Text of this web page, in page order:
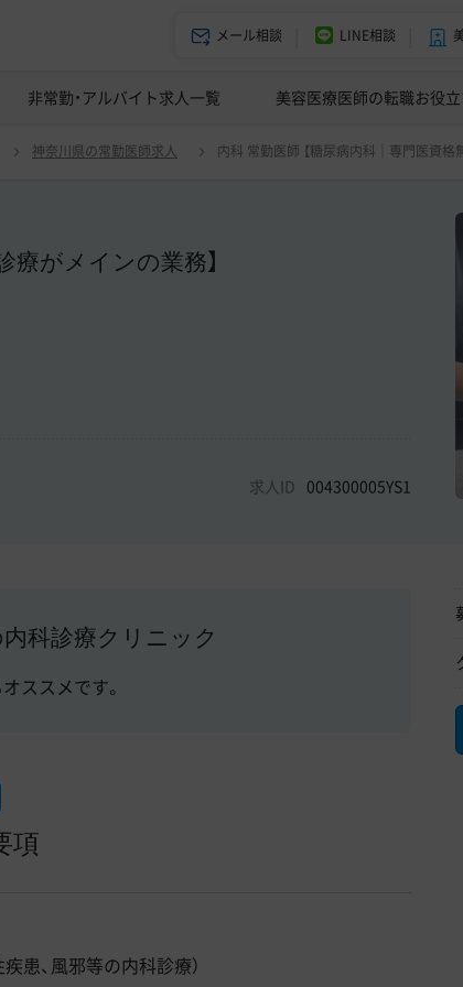
メール相談 LINE相談
ドクターコネクトの強み エージェント紹介
非常勤・アルバイト求人一覧 美容医療医師の転職お役
膚科の医師転職体験談 美容クリニックインタビュー
神奈川県の常勤医師求人 内科 常勤医師 【糖尿病内科｜専門医資
療がメインの業務】
求人ID 004300005YS1
尿病内科｜専門医資格無でも可｜内科診療がメインの業務】 週3
科診療クリニック
ススメです。
項
患、風邪等の内科診療）